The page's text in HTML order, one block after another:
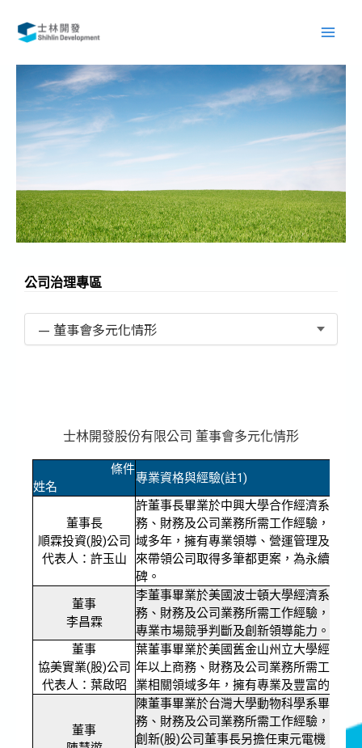
公司治理專區
士林開發股份有限公司 董事會多元化情形
條件
姓名
專業資格與經驗(註1)
董事長
順霖投資(股)公司
代表人：許玉山
許董事長畢業於中興大學合作經濟系，具
務、財務及公司業務所需工作經驗，致力
域多年，擁有專業領導、營運管理及策略
來帶領公司取得多筆都更案，為永續發展
碑。
董事
李昌霖
李董事畢業於美國波士頓大學經濟系，具
務、財務及公司業務所需工作經驗，擁有
專業市場競爭判斷及創新領導能力。
董事
協美實業(股)公司
代表人：葉啟昭
葉董事畢業於美國舊金山州立大學經濟學
年以上商務、財務及公司業務所需工作經
業相關領域多年，擁有專業及豐富的經驗
董事
陳董事畢業於台灣大學動物科學系畢，具
務、財務及公司業務所需工作經驗，目前
創新(股)公司董事長另擔任東元電機、美